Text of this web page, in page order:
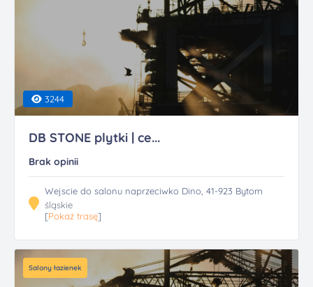
3244
DB STONE plytki | ce...
Brak opinii
Wejscie do salonu naprzeciwko Dino, 41-923 Bytom
śląskie
[Pokaż trasę]
Salony łazienek